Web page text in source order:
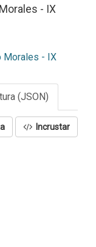
- IX
Morales - IX
(JSON)
Incrustar